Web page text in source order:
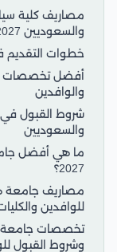
مصاريف كلية
والسعوديين 2027
خطوات التقديم
أفضل تخصصات
والوافدين
شروط القبول في
والسعوديين
ما هي أفضل
2027؟
للوافدين
تخصصات جامعة
وشروط القبول